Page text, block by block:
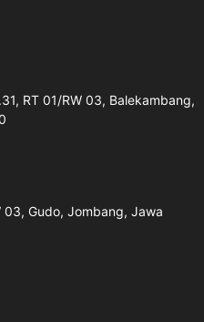
RT 01/RW 03, Balekambang,
03, Gudo, Jombang, Jawa